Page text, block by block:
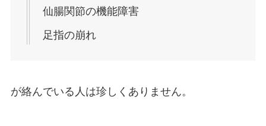
仙腸関節の機能障害
足指の崩れ
が絡んでいる人は珍しくありません。